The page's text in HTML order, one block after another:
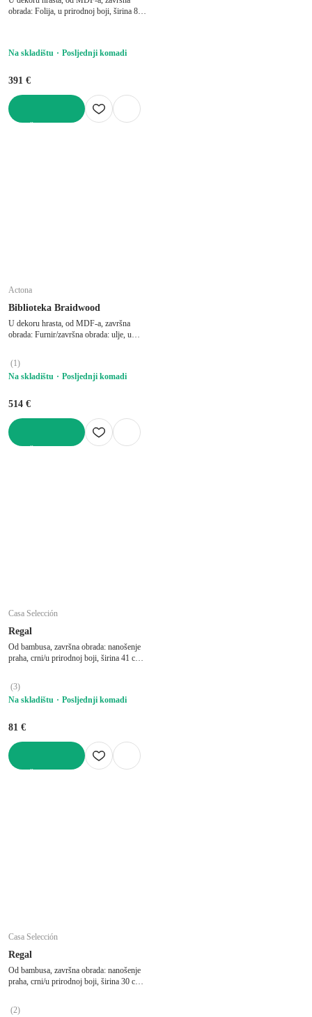
obrada: Folija, u prirodnoj boji, širina 80
Na skladištu Posljednji komadi
391 €
Actona
Biblioteka Braidwood
U dekoru hrasta, od MDF-a, završna
obrada: Furnir/završna obrada: ulje, u
(1)
Na skladištu
Posljednji komadi
514 €
Casa Selección
Regal
Od bambusa, završna obrada: nanošenje
praha, crni/u prirodnoj boji, širina 41 cm,
(3)
Na skladištu
Posljednji komadi
81 €
Casa Selección
Regal
Od bambusa, završna obrada: nanošenje
praha, crni/u prirodnoj boji, širina 30 cm,
(2)